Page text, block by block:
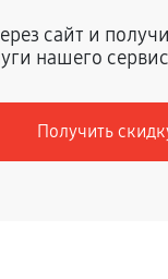
сайт и
нашего
Получить